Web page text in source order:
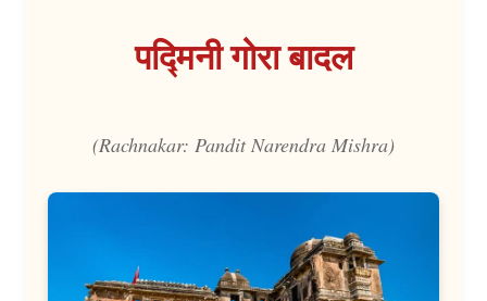
पद्मिनी गोरा बादल
(Rachnakar: Pandit Narendra Mishra)